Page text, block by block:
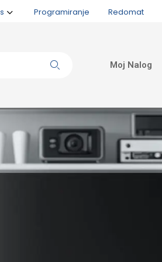
Programiranje Redomat
Moj Nalog